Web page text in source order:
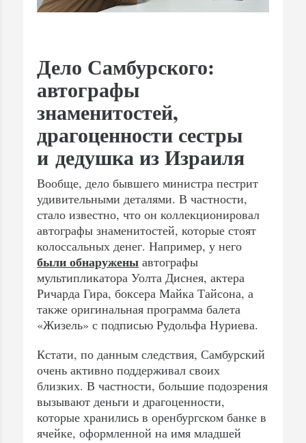
Дело Самбурского:
автографы
знаменитостей,
драгоценности сестры
и дедушка из Израиля
Вообще, дело бывшего министра пестрит
удивительными деталями. В частности,
стало известно, что он коллекционировал
автографы знаменитостей, которые стоят
колоссальных денег. Например, у него
были обнаружены автографы
мультипликатора Уолта Диснея, актера
Ричарда Гира, боксера Майка Тайсона, а
также оригинальная программа балета
«Жизель» с подписью Рудольфа Нуриева.
Кстати, по данным следствия, Самбурский
очень активно поддерживал своих
близких. В частности, большие подозрения
вызывают деньги и драгоценности,
которые хранились в оренбургском банке в
ячейке, оформленной на имя младшей